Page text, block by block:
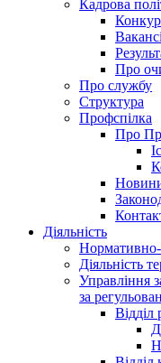
Кадрова
Про
Про службу
Структура
Профспілка
Про
Діяльність
Нормативно-
Діяльність
Управління
за
Відділ